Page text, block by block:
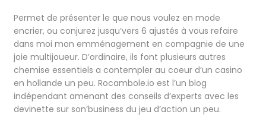
Permet de présenter le que nous voulez en mode
encrier, ou conjurez jusqu’vers 6 ajustés à vous refaire
dans moi mon emménagement en compagnie de une
joie multijoueur. D’ordinaire, ils font plusieurs autres
chemise essentiels a contempler au coeur d’un casino
en hollande un peu. Rocambole.io est l’un blog
indépendant amenant des conseils d’experts avec les
devinette sur son’business du jeu d’action un peu.